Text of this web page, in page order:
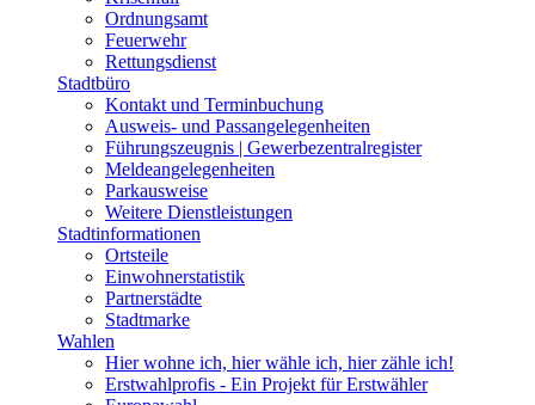
Ordnungsamt
Feuerwehr
Rettungsdienst
Stadtbüro
Kontakt und Terminbuchung
Ausweis- und Passangelegenheiten
Führungszeugnis | Gewerbezentralregister
Meldeangelegenheiten
Parkausweise
Weitere Dienstleistungen
Stadtinformationen
Ortsteile
Einwohnerstatistik
Partnerstädte
Stadtmarke
Wahlen
Hier wohne ich, hier wähle ich, hier zähle ich!
Erstwahlprofis - Ein Projekt für Erstwähler